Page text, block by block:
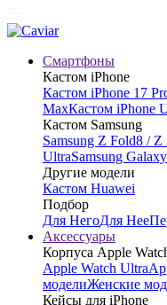
Смартфоны
Кастом iPhone
Кастом iPhone 17
MaxКастом iPhone
Кастом Samsung
Samsung Z Fold8 /
UltraSamsung
Другие модели
Кастом Huawei
Подбор
Для НегоДля Нее
Аксессуары
Корпуса Apple
Apple Watch Ultra
моделиЖенские
Кейсы для iPhone